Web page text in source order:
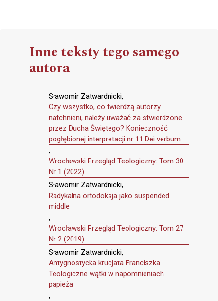
Inne teksty tego samego
autora
Sławomir Zatwardnicki,
Czy wszystko, co twierdzą autorzy
natchnieni, należy uważać za stwierdzone
przez Ducha Świętego? Konieczność
pogłębionej interpretacji nr 11 Dei verbum
,
Wrocławski Przegląd Teologiczny: Tom 30
Nr 1 (2022)
Sławomir Zatwardnicki,
Radykalna ortodoksja jako suspended
middle
,
Wrocławski Przegląd Teologiczny: Tom 27
Nr 2 (2019)
Sławomir Zatwardnicki,
Antygnostycka krucjata Franciszka.
Teologiczne wątki w napomnieniach
papieża
,